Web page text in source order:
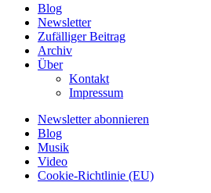
Blog
Newsletter
Zufälliger Beitrag
Archiv
Über
Kontakt
Impressum
Newsletter abonnieren
Blog
Musik
Video
Cookie-Richtlinie (EU)